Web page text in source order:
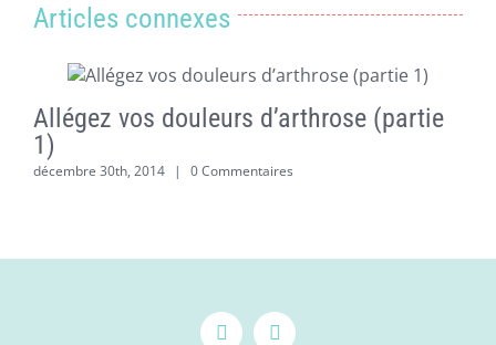
Articles connexes
Allégez vos douleurs d’arthrose (partie
1)
décembre 30th, 2014 | 0 Commentaires